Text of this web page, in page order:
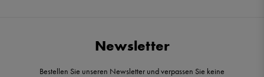
Newsletter
Bestellen Sie unseren Newsletter und verpassen Sie keine